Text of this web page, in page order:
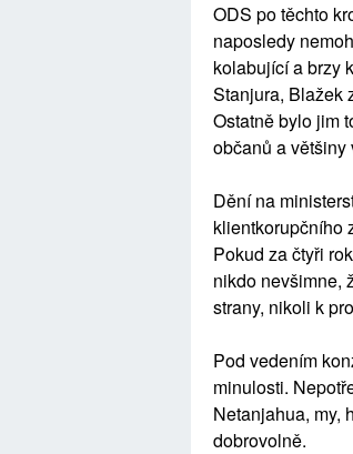
ODS po těchto
naposledy
kolabující a brzy
Stanjura, Blažek
Ostatně bylo jim
občanů a
Dění na
klientkorupčního
Pokud za čtyři
nikdo nevšimne,
strany, nikoli k
Pod vedením
minulosti.
Netanjahua, my,
dobrovolně.